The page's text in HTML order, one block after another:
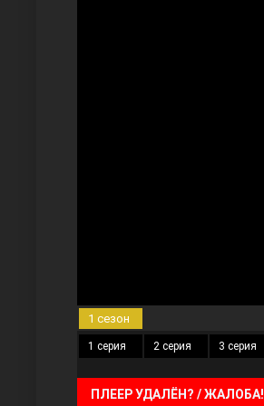
Ветреный холм
1 сезон
1 серия 2 серия 3 серия
ПЛЕЕР УДАЛЁН? / ЖАЛОБА!